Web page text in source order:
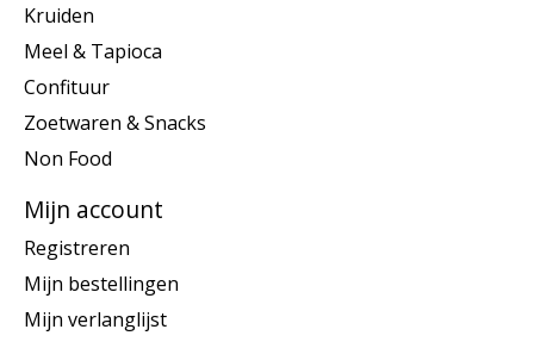
Kruiden
Meel & Tapioca
Confituur
Zoetwaren & Snacks
Non Food
Mijn account
Registreren
Mijn bestellingen
Mijn verlanglijst